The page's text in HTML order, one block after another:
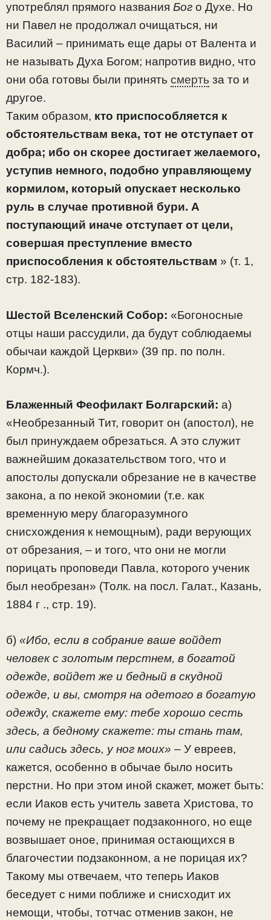
употреблял прямого названия Бог о Духе. Но
ни Павел не продолжал очищаться, ни
Василий – принимать еще дары от Валента и
не называть Духа Богом; напротив видно, что
они оба готовы были принять смерть за то и
другое.
Таким образом, кто приспособляется к
обстоятельствам века, тот не отступает от
добра; ибо он скорее достигает желаемого,
уступив немного, подобно управляющему
кормилом, который опускает несколько
руль в случае противной бури. А
поступающий иначе отступает от цели,
совершая преступление вместо
приспособления к обстоятельствам » (т. 1,
стр. 182-183).
Шестой Вселенский Собор: «Богоносные
отцы наши рассудили, да будут соблюдаемы
обычаи каждой Церкви» (39 пр. по полн.
Кормч.).
Блаженный Феофилакт Болгарский: а)
«Необрезанный Тит, говорит он (апостол), не
был принуждаем обрезаться. А это служит
важнейшим доказательством того, что и
апостолы допускали обрезание не в качестве
закона, а по некой экономии (т.е. как
временную меру благоразумного
снисхождения к немощным), ради верующих
от обрезания, – и того, что они не могли
порицать проповеди Павла, которого ученик
был необрезан» (Толк. на посл. Галат., Казань,
1884 г ., стр. 19).
б) «Ибо, если в собрание ваше войдет
человек с золотым перстнем, в богатой
одежде, войдет же и бедный в скудной
одежде, и вы, смотря на одетого в богатую
одежду, скажете ему: тебе хорошо сесть
здесь, а бедному скажете: ты стань там,
или садись здесь, у ног моих» – У евреев,
кажется, особенно в обычае было носить
перстни. Но при этом иной скажет, может быть:
если Иаков есть учитель завета Христова, то
почему не прекращает подзаконного, но еще
возвышает оное, принимая остающихся в
благочестии подзаконном, а не порицая их?
Такому мы отвечаем, что теперь Иаков
беседует с ними поближе и снисходит их
немощи, чтобы, тотчас отменив закон, не